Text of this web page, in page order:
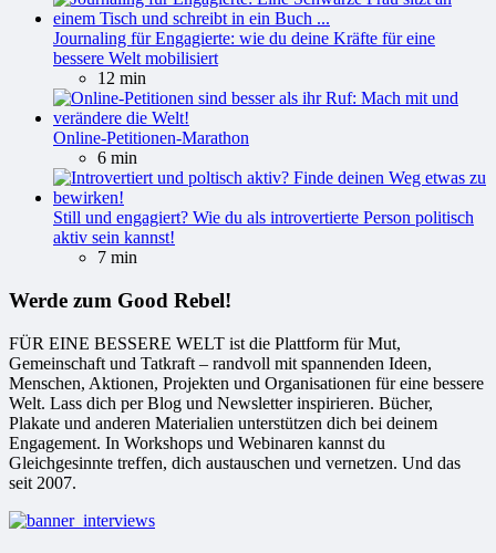
Journaling für Engagierte: wie du deine Kräfte für eine
bessere Welt mobilisiert
12 min
Online-Petitionen-Marathon
6 min
Still und engagiert? Wie du als introvertierte Person politisch
aktiv sein kannst!
7 min
Werde zum Good Rebel!
FÜR EINE BESSERE WELT ist die Plattform für Mut,
Gemeinschaft und Tatkraft – randvoll mit spannenden Ideen,
Menschen, Aktionen, Projekten und Organisationen für eine bessere
Welt. Lass dich per Blog und Newsletter inspirieren. Bücher,
Plakate und anderen Materialien unterstützen dich bei deinem
Engagement. In Workshops und Webinaren kannst du
Gleichgesinnte treffen, dich austauschen und vernetzen. Und das
seit 2007.